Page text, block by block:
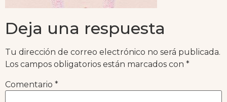
Deja una respuesta
Tu dirección de correo electrónico no será publicada.
Los campos obligatorios están marcados con *
Comentario *